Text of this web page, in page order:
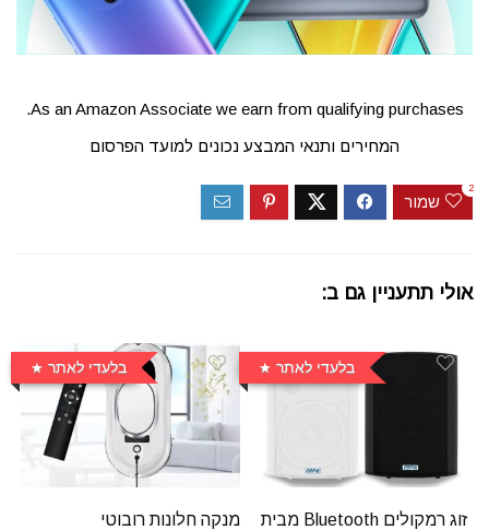
As an Amazon Associate we earn from qualifying purchases.
המחירים ותנאי המבצע נכונים למועד הפרסום
שמור
2
אולי תתעניין גם ב:
בלעדי לאתר
זוג רמקולים Bluetooth מבית
בלעדי לאתר
מנקה חלונות רובוטי